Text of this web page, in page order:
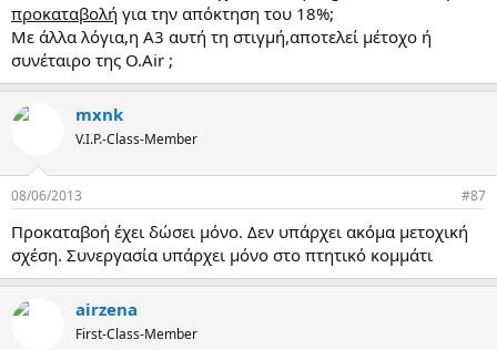
προκαταβολή για την απόκτηση του 18%;
Με άλλα λόγια,η Α3 αυτή τη στιγμή,αποτελεί μέτοχο ή
συνέταιρο της Ο.Air ;
mxnk
V.I.P.-Class-Member
08/06/2013 #87
Προκαταβοή έχει δώσει μόνο. Δεν υπάρχει ακόμα μετοχική
σχέση. Συνεργασία υπάρχει μόνο στο πτητικό κομμάτι
airzena
First-Class-Member